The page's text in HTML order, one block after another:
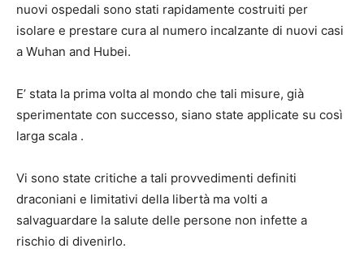
nuovi ospedali sono stati rapidamente costruiti per
isolare e prestare cura al numero incalzante di nuovi casi
a Wuhan and Hubei.
E’ stata la prima volta al mondo che tali misure, già
sperimentate con successo, siano state applicate su così
larga scala .
Vi sono state critiche a tali provvedimenti definiti
draconiani e limitativi della libertà ma volti a
salvaguardare la salute delle persone non infette a
rischio di divenirlo.